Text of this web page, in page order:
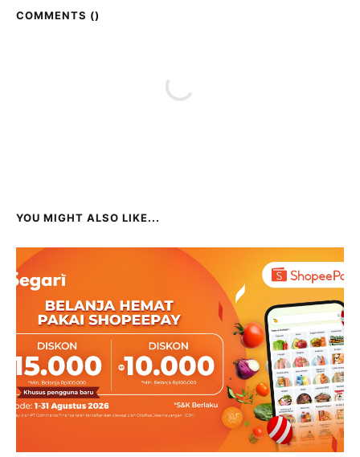
COMMENTS ()
YOU MIGHT ALSO LIKE...